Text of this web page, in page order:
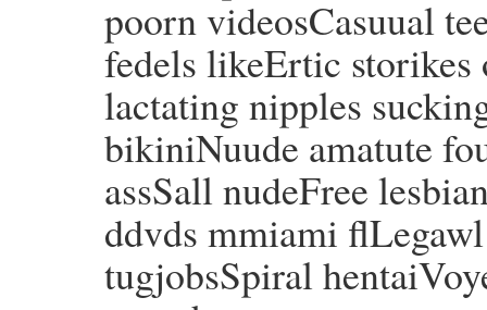
poorn videosCasuual
fedels likeErtic storikes
lactating nipples
bikiniNuude amatute
assSall nudeFree
ddvds mmiami
tugjobsSpiral